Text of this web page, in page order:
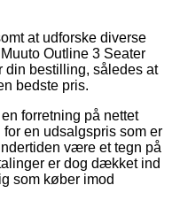
at udforske diverse
Outline 3 Seater
din bestilling, således at
bedste pris.
forretning på nettet
en udsalgspris som er
være et tegn på
er dog dækket ind
som køber imod